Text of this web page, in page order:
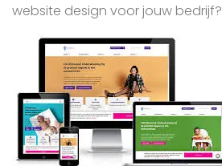
website design voor jouw bedrijf?